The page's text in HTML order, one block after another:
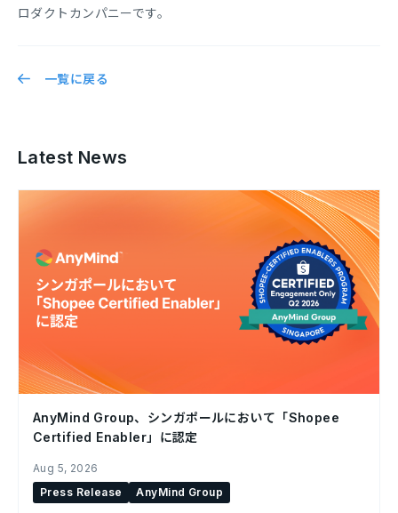
ロダクトカンパニーです。
一覧に戻る
Latest News
AnyMind Group、シンガポールにおいて「Shopee
Certified Enabler」に認定
Aug 5, 2026
Press Release
AnyMind Group